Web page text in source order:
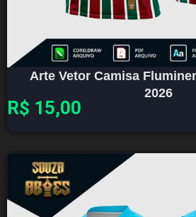
Arte Vetor Camisa
2026
R$ 15,00